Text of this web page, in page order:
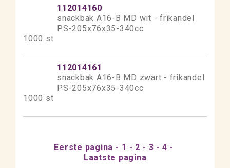
112014160
snackbak A16-B MD wit - frikandel
PS-205x76x35-340cc
1000 st
112014161
snackbak A16-B MD zwart - frikandel
PS-205x76x35-340cc
1000 st
Eerste pagina 1 2 3
4
Laatste pagina